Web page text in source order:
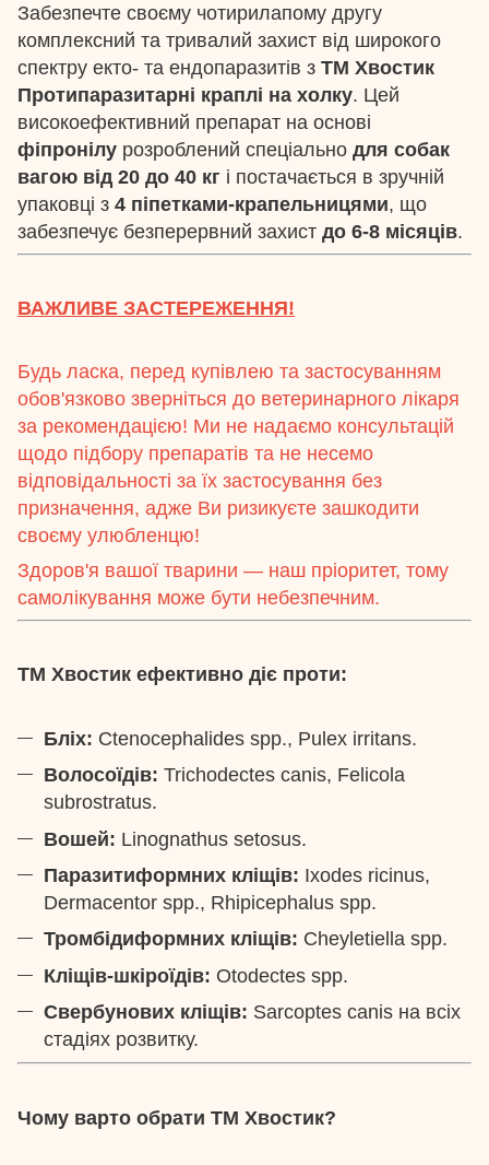
Забезпечте своєму чотирилапому другу
комплексний та тривалий захист від широкого
спектру екто- та ендопаразитів з ТМ Хвостик
Протипаразитарні краплі на холку. Цей
високоефективний препарат на основі
фіпронілу розроблений спеціально для собак
вагою від 20 до 40 кг і постачається в зручній
упаковці з 4 піпетками-крапельницями, що
забезпечує безперервний захист до 6-8 місяців.
ВАЖЛИВЕ ЗАСТЕРЕЖЕННЯ!
Будь ласка, перед купівлею та застосуванням
обов'язково зверніться до ветеринарного лікаря
за рекомендацією! Ми не надаємо консультацій
щодо підбору препаратів та не несемо
відповідальності за їх застосування без
призначення, адже Ви ризикуєте зашкодити
своєму улюбленцю!
Здоров'я вашої тварини — наш пріоритет, тому
самолікування може бути небезпечним.
ТМ Хвостик ефективно діє проти:
Бліх: Ctenocephalides spp., Pulex irritans.
Волосоїдів: Trichodectes canis, Felicola
subrostratus.
Вошей: Linognathus setosus.
Паразитиформних кліщів: Ixodes ricinus,
Dermacentor spp., Rhipicephalus spp.
Тромбідиформних кліщів: Cheyletiella spp.
Кліщів-шкіроїдів: Otodectes spp.
Свербунових кліщів: Sarcoptes canis на всіх
стадіях розвитку.
Чому варто обрати ТМ Хвостик?